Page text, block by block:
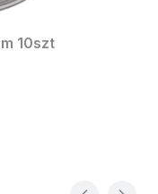
10szt